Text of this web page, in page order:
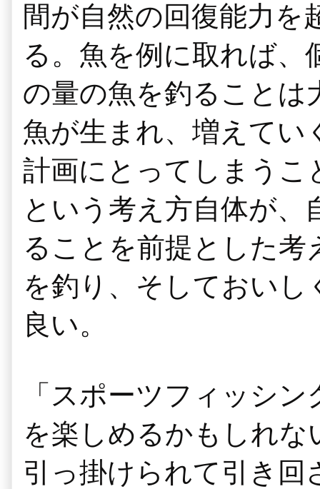
間が自然の回復能力
る。魚を例に取れば、
の量の魚を釣ることは
魚が生まれ、増えてい
計画にとってしまうこ
という考え方自体が、
ることを前提とした
を釣り、そしておい
良い。
「スポーツフィッシ
を楽しめるかもしれ
引っ掛けられて引き